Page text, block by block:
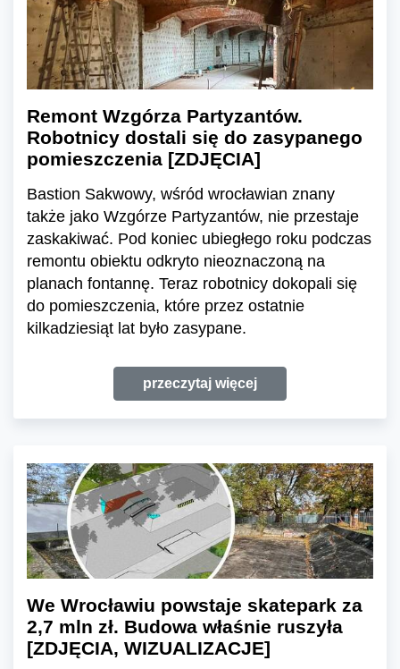
Remont Wzgórza Partyzantów.
Robotnicy dostali się do zasypanego
pomieszczenia [ZDJĘCIA]
Bastion Sakwowy, wśród wrocławian znany
także jako Wzgórze Partyzantów, nie przestaje
zaskakiwać. Pod koniec ubiegłego roku podczas
remontu obiektu odkryto nieoznaczoną na
planach fontannę. Teraz robotnicy dokopali się
do pomieszczenia, które przez ostatnie
kilkadziesiąt lat było zasypane.
przeczytaj więcej
We Wrocławiu powstaje skatepark za
2,7 mln zł. Budowa właśnie ruszyła
[ZDJĘCIA, WIZUALIZACJE]